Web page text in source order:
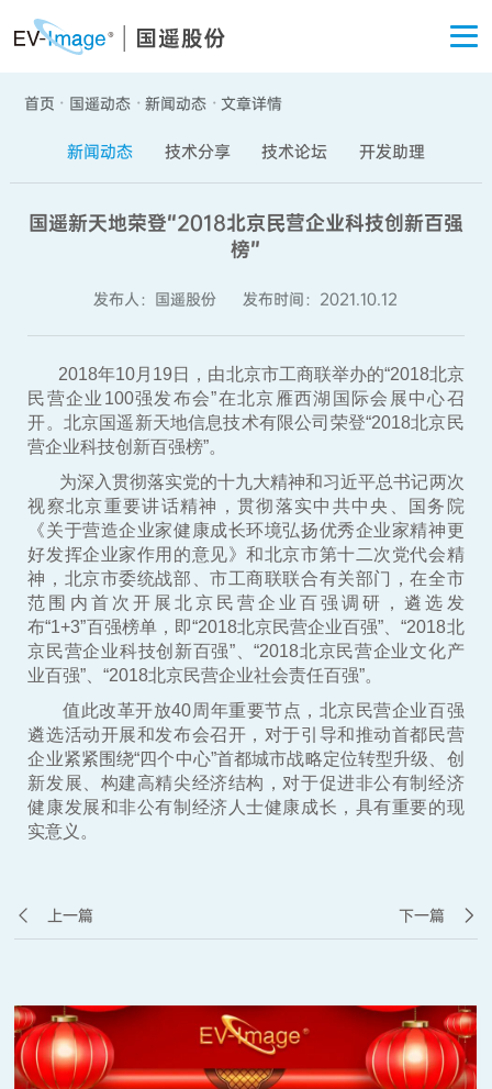
关于国遥
首页 · 国遥动态 · 新闻动态 · 文章详情
新闻动态 技术分享 技术论坛 开发助理
国遥新天地荣登“2018北京民营企业科技创新百强
榜”
发布人：国遥股份 发布时间：2021.10.12
2018年10月19日，由北京市工商联举办的“2018北京
民营企业100强发布会”在北京雁西湖国际会展中心召
开。北京国遥新天地信息技术有限公司荣登“2018北京民
营企业科技创新百强榜”。
为深入贯彻落实党的十九大精神和习近平总书记两次
视察北京重要讲话精神，贯彻落实中共中央、国务院
《关于营造企业家健康成长环境弘扬优秀企业家精神更
好发挥企业家作用的意见》和北京市第十二次党代会精
神，北京市委统战部、市工商联联合有关部门，在全市
范围内首次开展北京民营企业百强调研，遴选发
布“1+3”百强榜单，即“2018北京民营企业百强”、“2018北
京民营企业科技创新百强”、“2018北京民营企业文化产
业百强”、“2018北京民营企业社会责任百强”。
值此改革开放40周年重要节点，北京民营企业百强
遴选活动开展和发布会召开，对于引导和推动首都民营
企业紧紧围绕“四个中心”首都城市战略定位转型升级、创
新发展、构建高精尖经济结构，对于促进非公有制经济
健康发展和非公有制经济人士健康成长，具有重要的现
实意义。
上一篇 下一篇